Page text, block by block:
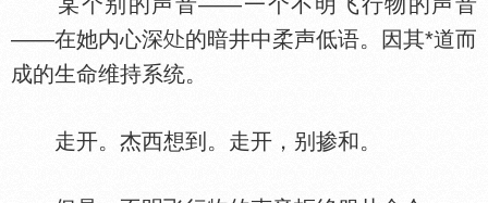
——在她内心深
的暗井中柔声低语。因其*道而
成的生命维持系统。
走开。杰西想到。走开，别掺和。